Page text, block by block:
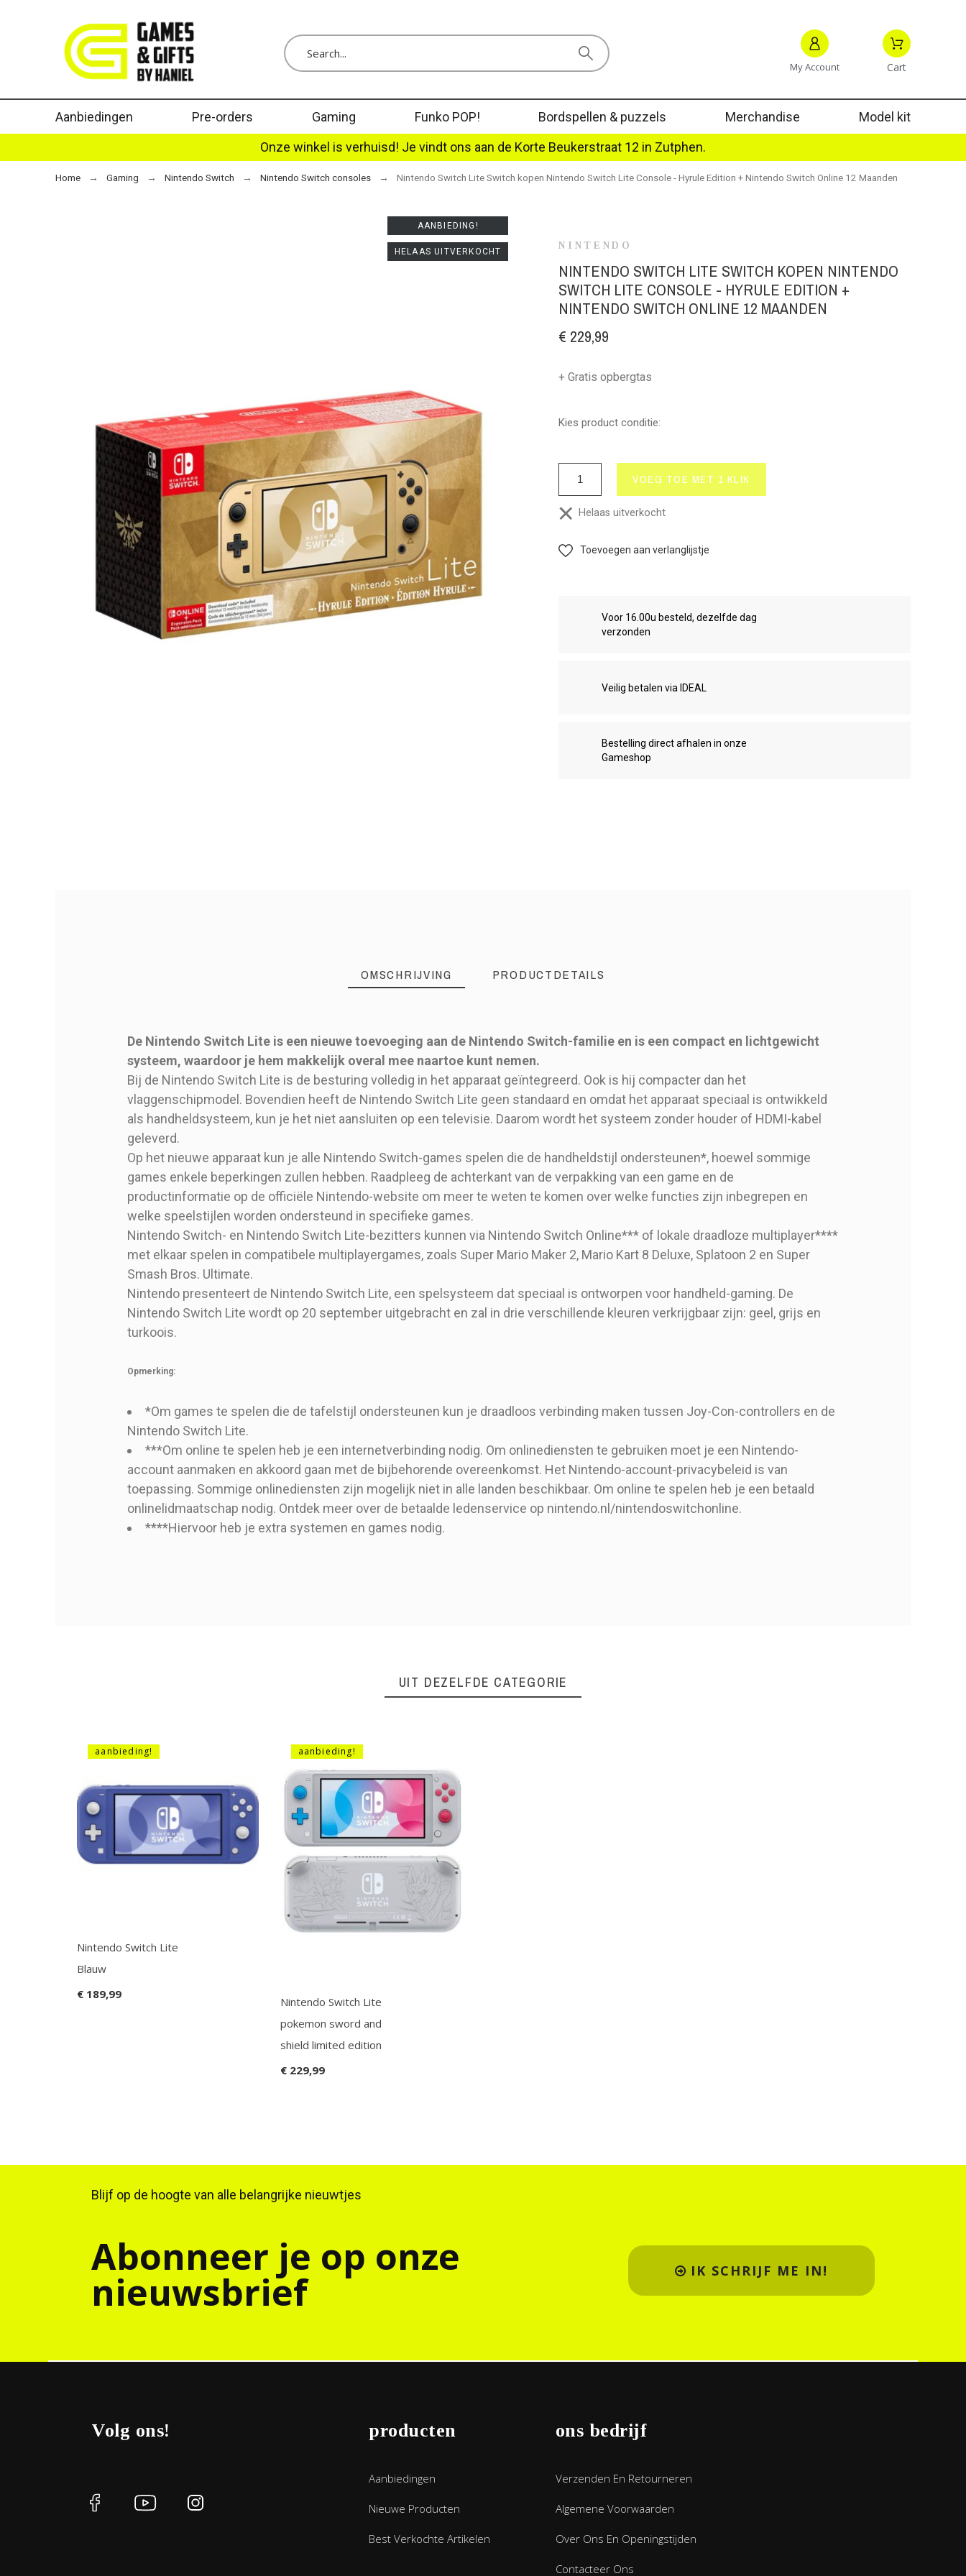
My Account Cart
Aanbiedingen Pre-orders Gaming Funko POP! Bordspellen & puzzels Merchandise
Model kit
Onze winkel is verhuisd! Je vindt ons aan de Korte Beukerstraat 12 in Zutphen.
Home Gaming Nintendo Switch Nintendo Switch consoles Nintendo Switch Lite Switch kopen Nintendo Switch Lite Console - Hyrule Edition + Nintendo Switch Online 12 Maanden
AANBIEDING!
HELAAS UITVERKOCHT
NINTENDO
NINTENDO SWITCH LITE SWITCH KOPEN NINTENDO
SWITCH LITE CONSOLE - HYRULE EDITION +
NINTENDO SWITCH ONLINE 12 MAANDEN
€ 229,99
+ Gratis opbergtas
Kies product conditie:
VOEG TOE MET 1 KLIK
Helaas uitverkocht
Toevoegen aan verlanglijstje
Voor 16.00u besteld, dezelfde dag
verzonden
Veilig betalen via IDEAL
Bestelling direct afhalen in onze
Gameshop
OMSCHRIJVING PRODUCTDETAILS
De Nintendo Switch Lite is een nieuwe toevoeging aan de Nintendo Switch-familie en is een compact en lichtgewicht
systeem, waardoor je hem makkelijk overal mee naartoe kunt nemen.
Bij de Nintendo Switch Lite is de besturing volledig in het apparaat geïntegreerd. Ook is hij compacter dan het
vlaggenschipmodel. Bovendien heeft de Nintendo Switch Lite geen standaard en omdat het apparaat speciaal is ontwikkeld
als handheldsysteem, kun je het niet aansluiten op een televisie. Daarom wordt het systeem zonder houder of HDMI-kabel
geleverd.
Op het nieuwe apparaat kun je alle Nintendo Switch-games spelen die de handheldstijl ondersteunen*, hoewel sommige
games enkele beperkingen zullen hebben. Raadpleeg de achterkant van de verpakking van een game en de
productinformatie op de officiële Nintendo-website om meer te weten te komen over welke functies zijn inbegrepen en
welke speelstijlen worden ondersteund in specifieke games.
Nintendo Switch- en Nintendo Switch Lite-bezitters kunnen via Nintendo Switch Online*** of lokale draadloze multiplayer****
met elkaar spelen in compatibele multiplayergames, zoals Super Mario Maker 2, Mario Kart 8 Deluxe, Splatoon 2 en Super
Smash Bros. Ultimate.
Nintendo presenteert de Nintendo Switch Lite, een spelsysteem dat speciaal is ontworpen voor handheld-gaming. De
Nintendo Switch Lite wordt op 20 september uitgebracht en zal in drie verschillende kleuren verkrijgbaar zijn: geel, grijs en
turkoois.
Opmerking:
*Om games te spelen die de tafelstijl ondersteunen kun je draadloos verbinding maken tussen Joy-Con-controllers en de
Nintendo Switch Lite.
***Om online te spelen heb je een internetverbinding nodig. Om onlinediensten te gebruiken moet je een Nintendo-
account aanmaken en akkoord gaan met de bijbehorende overeenkomst. Het Nintendo-account-privacybeleid is van
toepassing. Sommige onlinediensten zijn mogelijk niet in alle landen beschikbaar. Om online te spelen heb je een betaald
onlinelidmaatschap nodig. Ontdek meer over de betaalde ledenservice op nintendo.nl/nintendoswitchonline.
****Hiervoor heb je extra systemen en games nodig.
Merk Nintendo
Referentiensconsole22
Type Console
045496453893
UIT DEZELFDE CATEGORIE
Nintendo Switch Lite
Blauw
€ 189,99
aanbieding!
Nintendo Switch Lite
pokemon sword and
shield limited edition
€ 229,99
aanbieding!
Blijf op de hoogte van alle belangrijke nieuwtjes
Abonneer je op onze
nieuwsbrief IK SCHRIJF ME IN!
Volg ons! producten
Aanbiedingen
Nieuwe Producten
Best Verkochte Artikelen
ons bedrijf
Verzenden En Retourneren
Algemene Voorwaarden
Over Ons En Openingstijden
Contacteer Ons